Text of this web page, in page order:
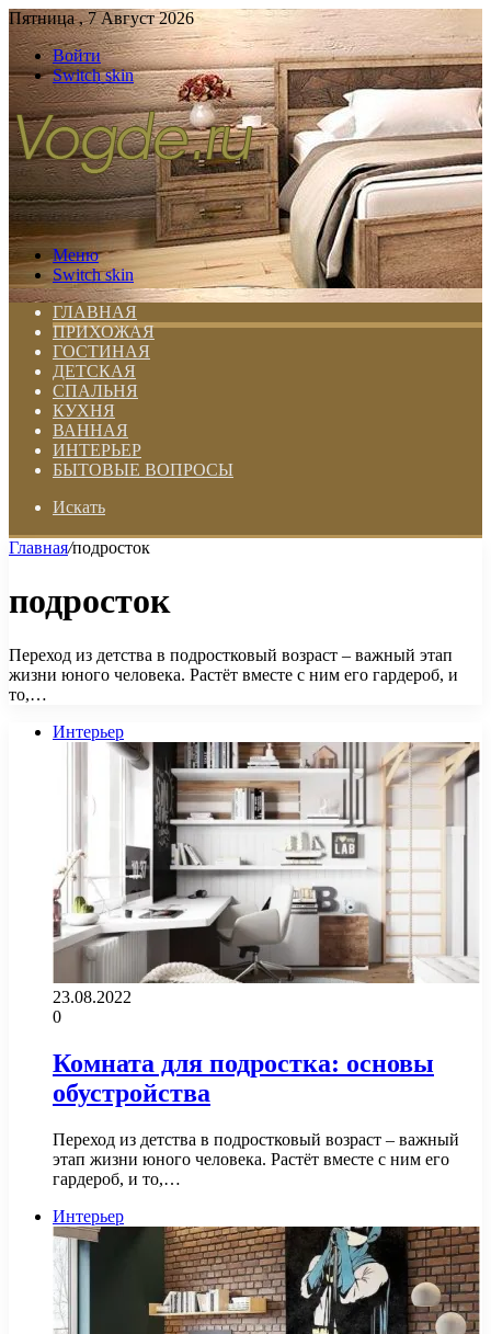
Пятница , 7 Август 2026
Войти
Switch skin
Меню
Switch skin
ГЛАВНАЯ
ПРИХОЖАЯ
ГОСТИНАЯ
ДЕТСКАЯ
СПАЛЬНЯ
КУХНЯ
ВАННАЯ
ИНТЕРЬЕР
БЫТОВЫЕ ВОПРОСЫ
Искать
Главная/подросток
подросток
Переход из детства в подростковый возраст – важный этап
жизни юного человека. Растёт вместе с ним его гардероб, и
то,…
Интерьер
23.08.2022
0
Комната для подростка: основы
обустройства
Переход из детства в подростковый возраст – важный
этап жизни юного человека. Растёт вместе с ним его
гардероб, и то,…
Интерьер